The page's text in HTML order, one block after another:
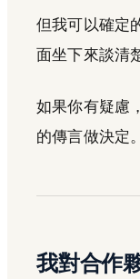
但我可以確定
面坐下來談清
如果你有疑慮
的傳言做決定。
我對合作